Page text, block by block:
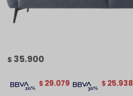
$ 35.900
$ 25.938
$ 29.079